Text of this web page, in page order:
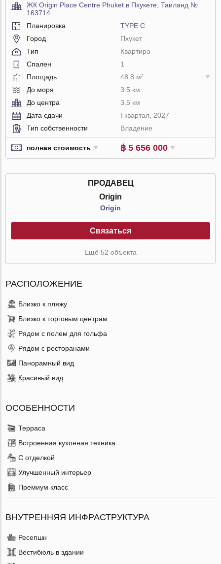
ЖК Origin Place Centre Phuket в Пхукете, Таиланд №
163714
Планировка
TYPE C
Город
Пхукет
Тип
Квартира
Спален
1
Площадь
48.8 м²
До моря
3.5 км
До центра
3.5 км
Дата сдачи
I квартал, 2027
Тип собственности
Владение
полная стоимость ฿ 5 656 000
ПРОДАВЕЦ
Origin
Origin
Связаться
Ещё 52 объекта
РАСПОЛОЖЕНИЕ
Близко к пляжу
Близко к торговым центрам
Рядом с полем для гольфа
Рядом с ресторанами
Панорамный вид
Красивый вид
ОСОБЕННОСТИ
Терраса
Встроенная кухонная техника
С отделкой
Улучшенный интерьер
Премиум класс
ВНУТРЕННЯЯ ИНФРАСТРУКТУРА
Ресепшн
Вестибюль в здании